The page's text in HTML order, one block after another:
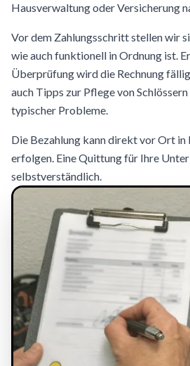
Hausverwaltung oder Versicherung
Vor dem Zahlungsschritt stellen wir
wie auch funktionell in Ordnung ist.
Überprüfung wird die Rechnung
auch Tipps zur Pflege von
typischer Probleme.
Die Bezahlung kann direkt vor Ort
erfolgen. Eine Quittung für Ihre
selbstverständlich.